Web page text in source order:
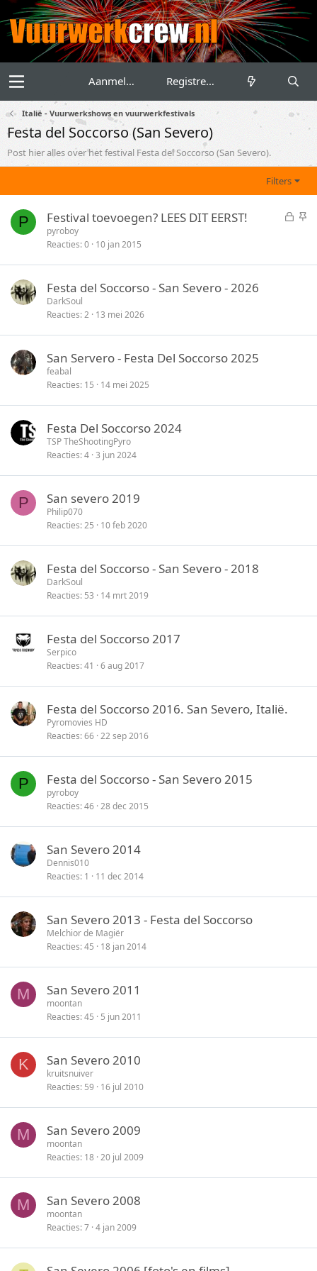
Aanmelden Registreren
Italië - Vuurwerkshows en vuurwerkfestivals
Festa del Soccorso (San Severo)
Post hier alles over het festival Festa del Soccorso (San Severo).
Filters
P
G S
Festival toevoegen? LEES DIT EERST!
pyroboy
Reacties 0 10 jan 2015
Festa del Soccorso - San Severo - 2026
DarkSoul
Reacties 2 13 mei 2026
San Servero - Festa Del Soccorso 2025
feabal
Reacties 15 14 mei 2025
Festa Del Soccorso 2024
TSP TheShootingPyro
Reacties 4 3 jun 2024
P San severo 2019
Philip070
Reacties 25 10 feb 2020
Festa del Soccorso - San Severo - 2018
DarkSoul
Reacties 53 14 mrt 2019
Festa del Soccorso 2017
Serpico
Reacties 41 6 aug 2017
Festa del Soccorso 2016. San Severo, Italië.
Pyromovies HD
Reacties 66 22 sep 2016
P Festa del Soccorso - San Severo 2015
pyroboy
Reacties 46 28 dec 2015
San Severo 2014
Dennis010
Reacties 1 11 dec 2014
San Severo 2013 - Festa del Soccorso
Melchior de Magiër
Reacties 45 18 jan 2014
M San Severo 2011
moontan
Reacties 45 5 jun 2011
K San Severo 2010
kruitsnuiver
Reacties 59 16 jul 2010
M San Severo 2009
moontan
Reacties 18 20 jul 2009
M San Severo 2008
moontan
Reacties 7 4 jan 2009